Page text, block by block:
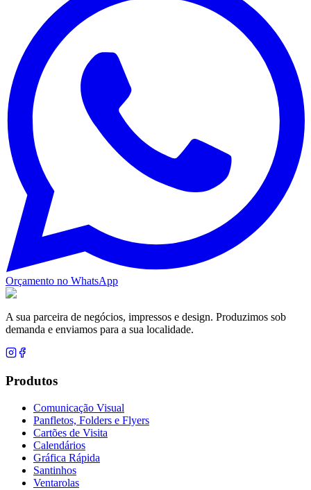
Orçamento no WhatsApp
A sua parceira de negócios, impressos e design. Produzimos sob
demanda e enviamos para a sua localidade.
Produtos
Comunicação Visual
Panfletos, Folders e Flyers
Cartões de Visita
Calendários
Gráfica Rápida
Santinhos
Ventarolas